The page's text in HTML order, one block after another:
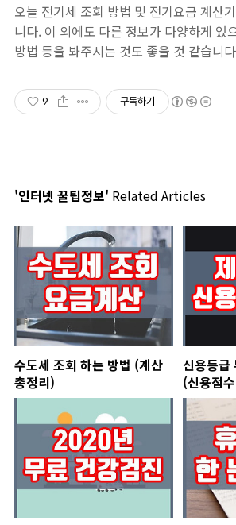
오늘 전기세 조회 방법 및 전기요금 계산
니다. 이 외에도 다른 정보가 다양하게 있
방법 등을 봐주시는 것도 좋을 것 같습니
9 구독하기
'인터넷 꿀팁정보' Related Articles
수도세 조회 하는 방법 (계산
총정리)
신용등급
(신용점